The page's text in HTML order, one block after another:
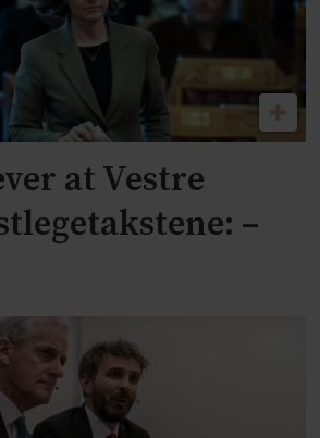
at Vestre
–